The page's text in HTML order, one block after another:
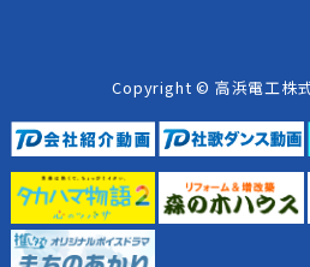
Copyright © 高浜電工株